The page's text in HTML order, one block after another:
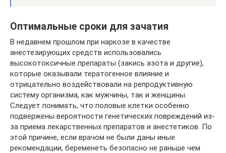
Оптимальные сроки для зачатия
В недавнем прошлом при наркозе в качестве
анестезирующих средств использовались
высокотоксичные препараты (закись азота и другие),
которые оказывали тератогенное влияние и
отрицательно воздействовали на репродуктивную
систему организма, как мужчины, так и женщины.
Следует понимать, что половые клетки особенно
подвержены вероятности генетических повреждений из-
за приема лекарственных препаратов и анестетиков. По
этой причине, если врачом не были даны иные
рекомендации, беременеть безопасно не раньше чем